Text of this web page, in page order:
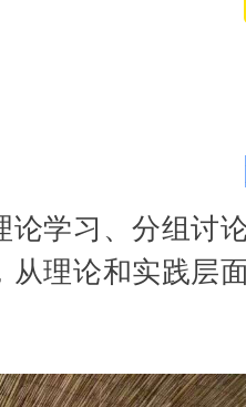
论学习、分组讨
从理论和实践层